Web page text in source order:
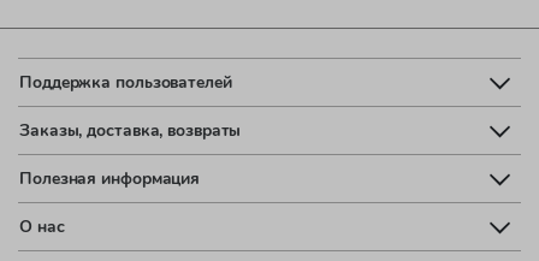
Поддержка пользователей
Заказы, доставка, возвраты
Полезная информация
О нас